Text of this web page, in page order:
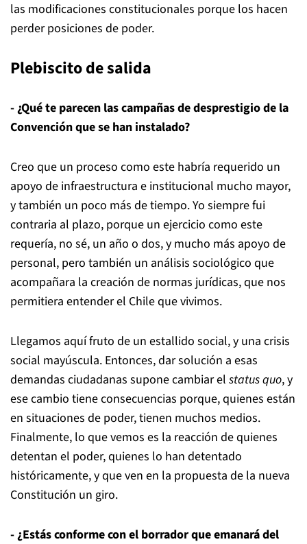
las modificaciones constitucionales porque los hacen
perder posiciones de poder.
Plebiscito de salida
- ¿Qué te parecen las campañas de desprestigio de la
Convención que se han instalado?
Creo que un proceso como este habría requerido un
apoyo de infraestructura e institucional mucho mayor,
y también un poco más de tiempo. Yo siempre fui
contraria al plazo, porque un ejercicio como este
requería, no sé, un año o dos, y mucho más apoyo de
personal, pero también un análisis sociológico que
acompañara la creación de normas jurídicas, que nos
permitiera entender el Chile que vivimos.
Llegamos aquí fruto de un estallido social, y una crisis
social mayúscula. Entonces, dar solución a esas
demandas ciudadanas supone cambiar el status quo, y
ese cambio tiene consecuencias porque, quienes están
en situaciones de poder, tienen muchos medios.
Finalmente, lo que vemos es la reacción de quienes
detentan el poder, quienes lo han detentado
históricamente, y que ven en la propuesta de la nueva
Constitución un giro.
- ¿Estás conforme con el borrador que emanará del